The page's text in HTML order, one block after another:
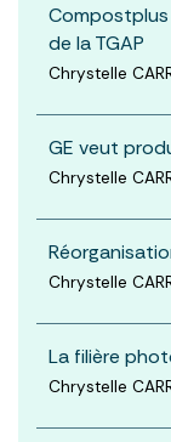
de la TGAP
Chrystelle
GE veut
Chrystelle
Chrystelle
La filière
Chrystelle